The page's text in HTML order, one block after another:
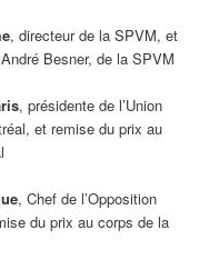
, directeur de la SPVM, et
Besner, de la SPVM
, présidente de l’Union
et remise du prix au
, Chef de l’Opposition
du prix au corps de la